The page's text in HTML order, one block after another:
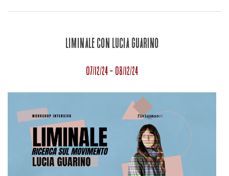
LIMINALE con Lucia Guarino
07/12/24 - 08/12/24